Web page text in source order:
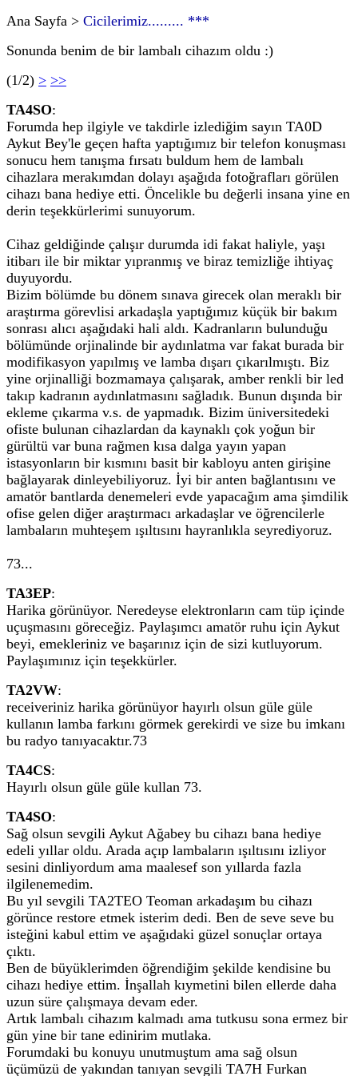
Ana Sayfa > Cicilerimiz......... ***
Sonunda benim de bir lambalı cihazım oldu :)
(1/2) > >>
TA4SO:
Forumda hep ilgiyle ve takdirle izlediğim sayın TA0D
Aykut Bey'le geçen hafta yaptığımız bir telefon konuşması
sonucu hem tanışma fırsatı buldum hem de lambalı
cihazlara merakımdan dolayı aşağıda fotoğrafları görülen
cihazı bana hediye etti. Öncelikle bu değerli insana yine en
derin teşekkürlerimi sunuyorum.
Cihaz geldiğinde çalışır durumda idi fakat haliyle, yaşı
itibarı ile bir miktar yıpranmış ve biraz temizliğe ihtiyaç
duyuyordu.
Bizim bölümde bu dönem sınava girecek olan meraklı bir
araştırma görevlisi arkadaşla yaptığımız küçük bir bakım
sonrası alıcı aşağıdaki hali aldı. Kadranların bulunduğu
bölümünde orjinalinde bir aydınlatma var fakat burada bir
modifikasyon yapılmış ve lamba dışarı çıkarılmıştı. Biz
yine orjinalliği bozmamaya çalışarak, amber renkli bir led
takıp kadranın aydınlatmasını sağladık. Bunun dışında bir
ekleme çıkarma v.s. de yapmadık. Bizim üniversitedeki
ofiste bulunan cihazlardan da kaynaklı çok yoğun bir
gürültü var buna rağmen kısa dalga yayın yapan
istasyonların bir kısmını basit bir kabloyu anten girişine
bağlayarak dinleyebiliyoruz. İyi bir anten bağlantısını ve
amatör bantlarda denemeleri evde yapacağım ama şimdilik
ofise gelen diğer araştırmacı arkadaşlar ve öğrencilerle
lambaların muhteşem ışıltısını hayranlıkla seyrediyoruz.
73...
TA3EP:
Harika görünüyor. Neredeyse elektronların cam tüp içinde
uçuşmasını göreceğiz. Paylaşımcı amatör ruhu için Aykut
beyi, emekleriniz ve başarınız için de sizi kutluyorum.
Paylaşımınız için teşekkürler.
TA2VW:
receiveriniz harika görünüyor hayırlı olsun güle güle
kullanın lamba farkını görmek gerekirdi ve size bu imkanı
bu radyo tanıyacaktır.73
TA4CS:
Hayırlı olsun güle güle kullan 73.
TA4SO:
Sağ olsun sevgili Aykut Ağabey bu cihazı bana hediye
edeli yıllar oldu. Arada açıp lambaların ışıltısını izliyor
sesini dinliyordum ama maalesef son yıllarda fazla
ilgilenemedim.
Bu yıl sevgili TA2TEO Teoman arkadaşım bu cihazı
görünce restore etmek isterim dedi. Ben de seve seve bu
isteğini kabul ettim ve aşağıdaki güzel sonuçlar ortaya
çıktı.
Ben de büyüklerimden öğrendiğim şekilde kendisine bu
cihazı hediye ettim. İnşallah kıymetini bilen ellerde daha
uzun süre çalışmaya devam eder.
Artık lambalı cihazım kalmadı ama tutkusu sona ermez bir
gün yine bir tane edinirim mutlaka.
Forumdaki bu konuyu unutmuştum ama sağ olsun
üçümüzü de yakından tanıyan sevgili TA7H Furkan